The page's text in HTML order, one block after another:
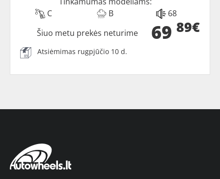
C
B 68
69 89€
Šiuo metu prekės neturime
Atsiėmimas rugpjūčio 10 d.